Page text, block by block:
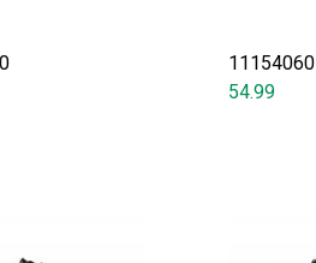
11154060
54.99